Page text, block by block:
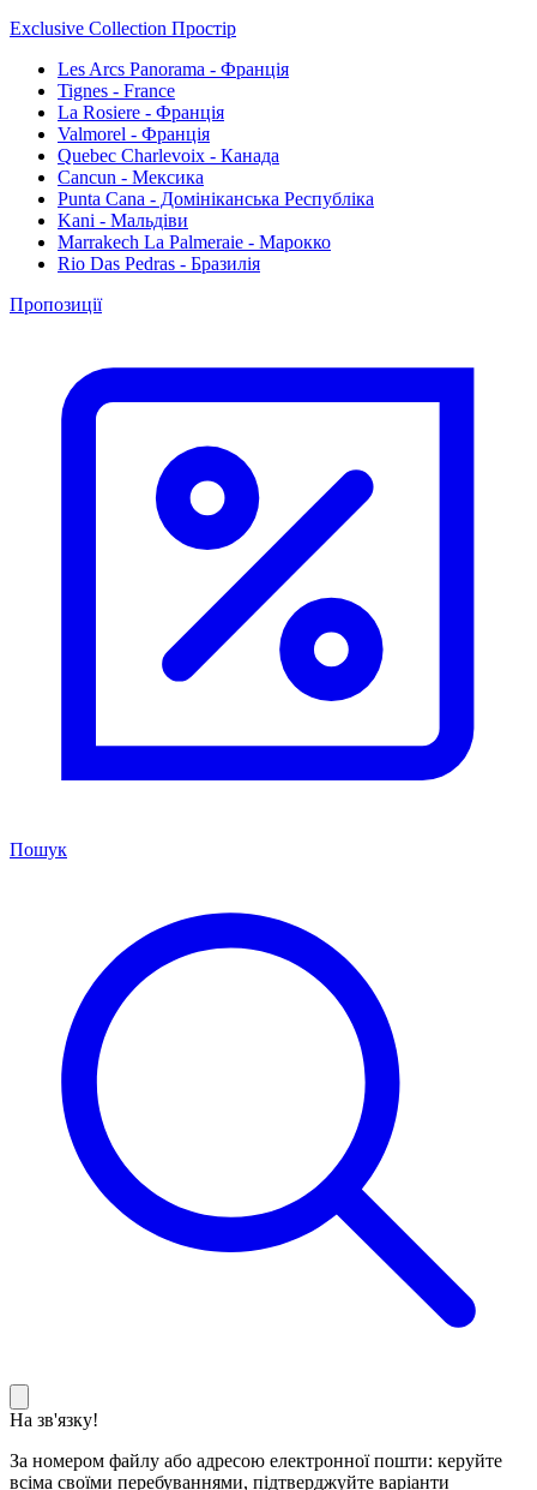
Exclusive Collection Простір
Les Arcs Panorama - Франція
Tignes - France
La Rosiere - Франція
Valmorel - Франція
Quebec Charlevoix - Канада
Cancun - Мексика
Punta Cana - Домініканська Республіка
Kani - Мальдіви
Marrakech La Palmeraie - Марокко
Rio Das Pedras - Бразилія
Пропозиції
Пошук
На зв'язку!
За номером файлу або адресою електронної пошти: керуйте
всіма своїми перебуваннями, підтверджуйте варіанти